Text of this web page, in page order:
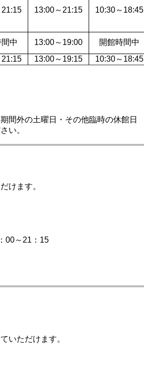
21:15 13:00～21:15 10:30～18:45
中 13:00～19:00
開館時間中
21:15 13:00～19:15 10:30～18:45
間外の土曜日・その他臨時の休館日
い。
けます。
00～21：15
いただけます。